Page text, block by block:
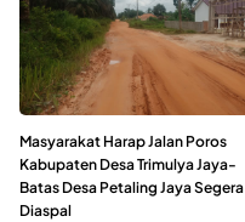
Masyarakat Harap Jalan Poros
Kabupaten Desa Trimulya Jaya-
Batas Desa Petaling Jaya Segera
Diaspal